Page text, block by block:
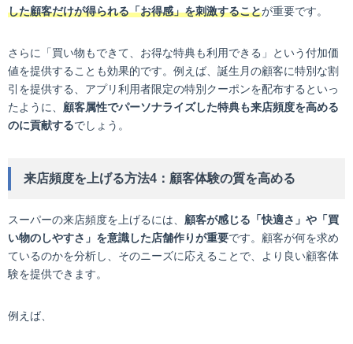
した顧客だけが得られる「お得感」を刺激することが重要です。
さらに「買い物もできて、お得な特典も利用できる」という付加価
値を提供することも効果的です。例えば、誕生月の顧客に特別な割
引を提供する、アプリ利用者限定の特別クーポンを配布するといっ
たように、 顧客属性でパーソナライズした特典も来店頻度を高める
のに貢献するでしょう。
来店頻度を上げる方法4：顧客体験の質を高める
スーパーの来店頻度を上げるには、 顧客が感じる「快適さ」や「買
い物のしやすさ」を意識した店舗作りが重要です。顧客が何を求め
ているのかを分析し、そのニーズに応えることで、より良い顧客体
験を提供できます。
例えば、